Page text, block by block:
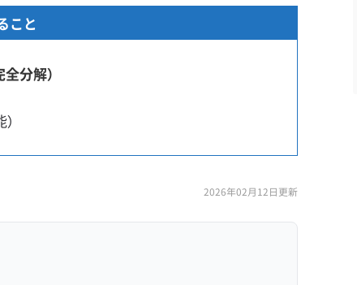
こと
分解）
2026年02月12日更新